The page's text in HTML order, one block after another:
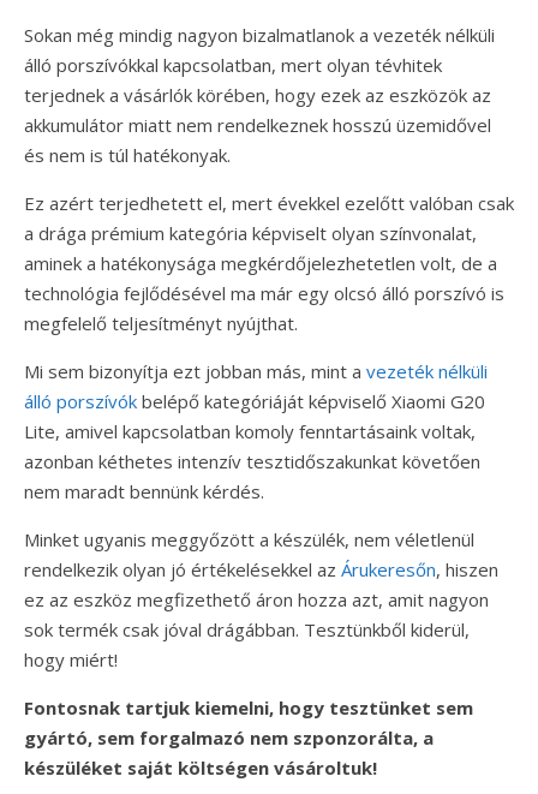
Sokan még mindig nagyon bizalmatlanok a vezeték nélküli
álló porszívókkal kapcsolatban, mert olyan tévhitek
terjednek a vásárlók körében, hogy ezek az eszközök az
akkumulátor miatt nem rendelkeznek hosszú üzemidővel
és nem is túl hatékonyak.
Ez azért terjedhetett el, mert évekkel ezelőtt valóban csak
a drága prémium kategória képviselt olyan színvonalat,
aminek a hatékonysága megkérdőjelezhetetlen volt, de a
technológia fejlődésével ma már egy olcsó álló porszívó is
megfelelő teljesítményt nyújthat.
Mi sem bizonyítja ezt jobban más, mint a vezeték nélküli
álló porszívók belépő kategóriáját képviselő Xiaomi G20
Lite, amivel kapcsolatban komoly fenntartásaink voltak,
azonban kéthetes intenzív tesztidőszakunkat követően
nem maradt bennünk kérdés.
Minket ugyanis meggyőzött a készülék, nem véletlenül
rendelkezik olyan jó értékelésekkel az Árukeresőn, hiszen
ez az eszköz megfizethető áron hozza azt, amit nagyon
sok termék csak jóval drágábban. Tesztünkből kiderül,
hogy miért!
Fontosnak tartjuk kiemelni, hogy tesztünket sem
gyártó, sem forgalmazó nem szponzorálta, a
készüléket saját költségen vásároltuk!